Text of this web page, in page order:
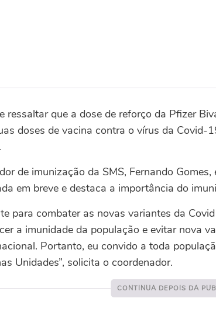
ressaltar que a dose de reforço da Pfizer
doses de vacina contra o vírus da Covid-
de imunização da SMS, Fernando
em breve e destaca a importância do
para combater as novas variantes da
a imunidade da população e evitar nova
Portanto, eu convido a toda
Unidades”, solicita o coordenador.